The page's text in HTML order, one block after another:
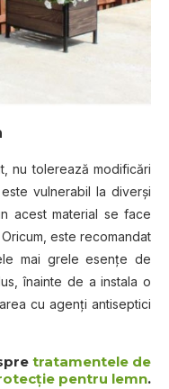
nu tolerează modificări
vulnerabil la diverşi
acest material se face
este recomandat
mai grele esenţe de
înainte de a instala o
cu agenţi antiseptici
tratamentele de
pentru lemn.